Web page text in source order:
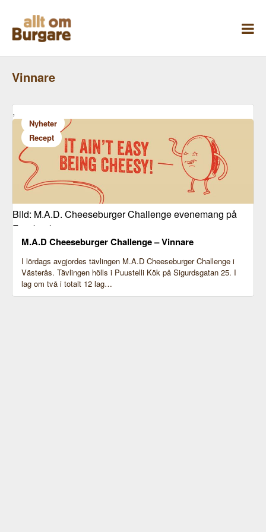
innehåll
Vinnare
Nyheter
,
Recept
Bild: M.A.D. Cheeseburger Challenge evenemang på
Facebook
M.A.D Cheeseburger Challenge – Vinnare
I lördags avgjordes tävlingen M.A.D Cheeseburger Challenge i
Västerås. Tävlingen hölls i Puustelli Kök på Sigurdsgatan 25. I
lag om två i totalt 12 lag…